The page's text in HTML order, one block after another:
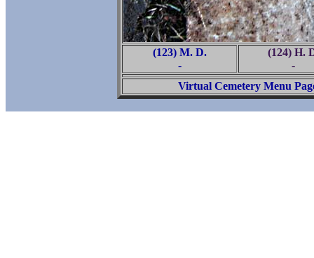
(123) M. D.
-
(124) H.
-
Virtual Cemetery Menu